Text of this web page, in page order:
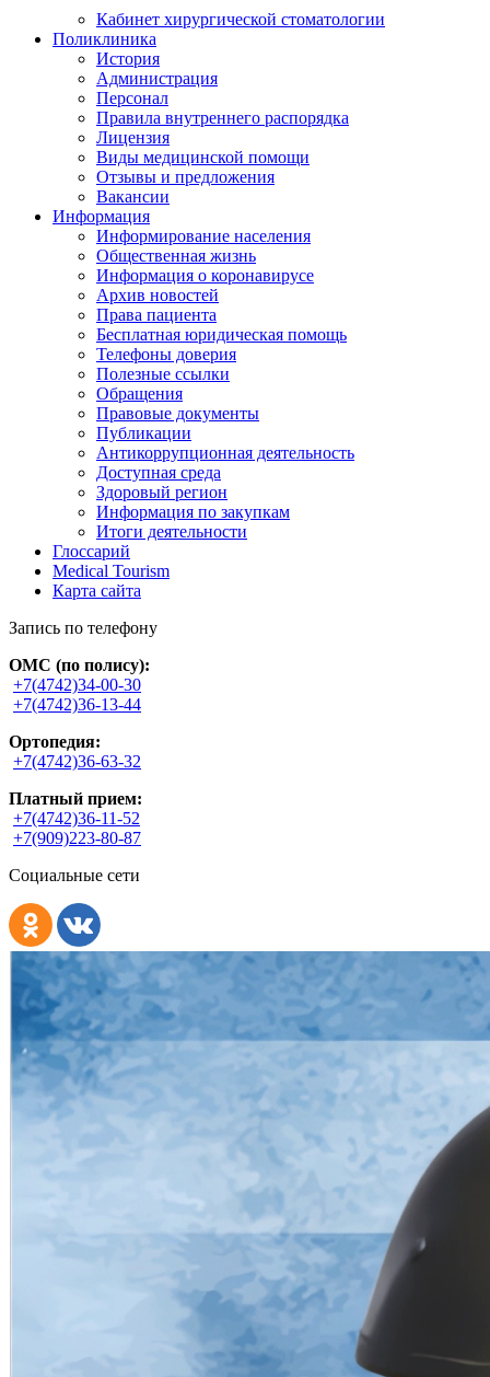
Кабинет хирургической стоматологии
Поликлиника
История
Администрация
Персонал
Правила внутреннего распорядка
Лицензия
Виды медицинской помощи
Отзывы и предложения
Вакансии
Информация
Информирование населения
Общественная жизнь
Информация о коронавирусе
Архив новостей
Права пациента
Бесплатная юридическая помощь
Телефоны доверия
Полезные ссылки
Обращения
Правовые документы
Публикации
Антикоррупционная деятельность
Доступная среда
Здоровый регион
Информация по закупкам
Итоги деятельности
Глоссарий
Medical Tourism
Карта сайта
Запись по телефону
ОМС (по полису):
+7(4742)34-00-30
+7(4742)36-13-44
Ортопедия:
+7(4742)36-63-32
Платный прием:
+7(4742)36-11-52
+7(909)223-80-87
Социальные сети